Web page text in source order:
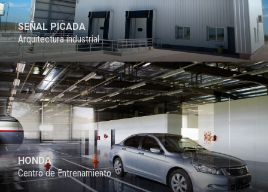
SEÑAL PICADA
Arquitectura industrial
PROYECTO
HONDA
Centro de Entrenamiento
PROYECTO